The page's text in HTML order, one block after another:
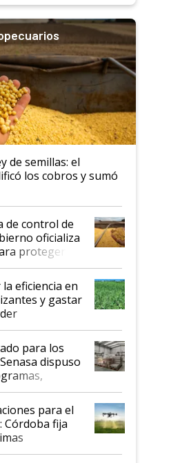
de semillas: el
los cobros y sumó
de control de
oficializa
proteger la
eficiencia en
y gastar
la campaña
para los
dispuso
e
para el
Córdoba fija